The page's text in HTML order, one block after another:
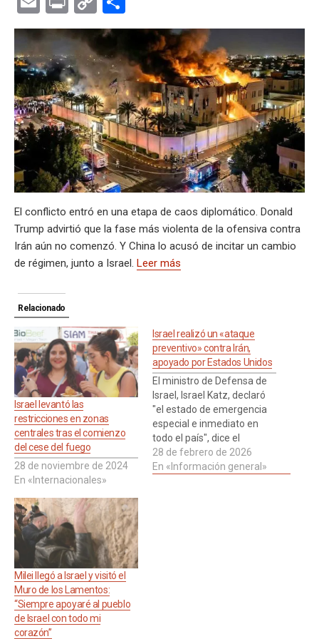
at
s
A
p
p
e
gr
a
m
ce
b
o
o
k
es
e
a
d
s
ke
dI
n
m
bl
r
s
a
g
e
se
n
g
er
m
ail
in
t
o
py
Li
n
k
o
m
p
ar
tir
El conflicto entró en una etapa de caos diplomático. Donald
Trump advirtió que la fase más violenta de la ofensiva contra
Irán aún no comenzó. Y China lo acusó de incitar un cambio
de régimen, junto a Israel. Leer más
Relacionado
Israel levantó las
restricciones en zonas
centrales tras el comienzo
del cese del fuego
28 de noviembre de 2024
En «Internacionales»
Israel realizó un «ataque
preventivo» contra Irán,
apoyado por Estados Unidos
El ministro de Defensa de
Israel, Israel Katz, declaró
"el estado de emergencia
especial e inmediato en
todo el país", dice el
comunicado oficial del
gobierno de Netanyahu.
28 de febrero de 2026
En «Información general»
Milei llegó a Israel y visitó el
Muro de los Lamentos:
“Siempre apoyaré al pueblo
de Israel con todo mi
corazón”